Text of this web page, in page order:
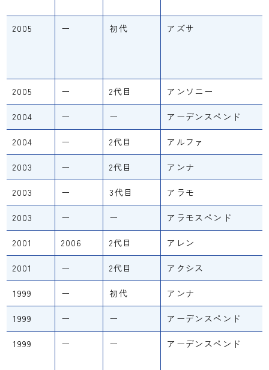
2005 ー 初代 アズサ
2005 ー 2代目 アンソニー
2004 ー ー アーデンスペンド
2004 ー 2代目 アルファ
2003 ー 2代目 アンナ
2003 ー 3代目 アラモ
2003 ー ー アラモスペンド
2001 2006 2代目 アレン
2001 ー 2代目 アクシス
1999 ー 初代 アンナ
1999 ー ー アーデンスペンド
1999 ー ー アーデンスペンド